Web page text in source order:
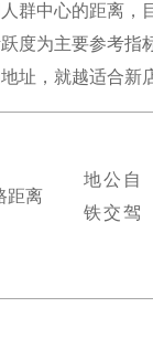
群中心的距离，
度为主要参考指
址，就越适合新
距离
地
铁
公
交
自
驾